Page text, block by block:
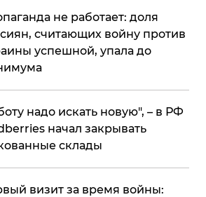
не работает: доля
считающих войну против
успешной, упала до
надо искать новую", – в РФ
начал закрывать
склады
визит за время войны: